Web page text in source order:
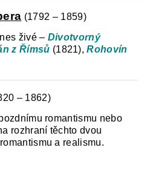
(1792 – 1859)
živé – Divotvorný
z Římsů (1821),Rohovín
– 1862)
romantismu nebo
rozhraní těchto dvou
a realismu.